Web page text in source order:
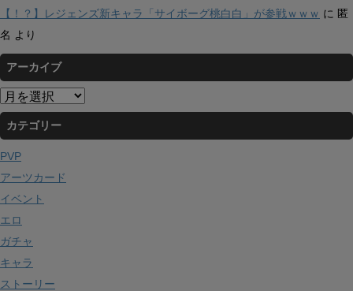
【！？】レジェンズ新キャラ「サイボーグ桃白白」が参戦ｗｗｗ に 匿
名 より
アーカイブ
ア
ー
カ
イ
ブ
カテゴリー
PVP
アーツカード
イベント
エロ
ガチャ
キャラ
ストーリー